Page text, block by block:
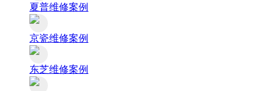
夏普维修案例
京瓷维修案例
东芝维修案例